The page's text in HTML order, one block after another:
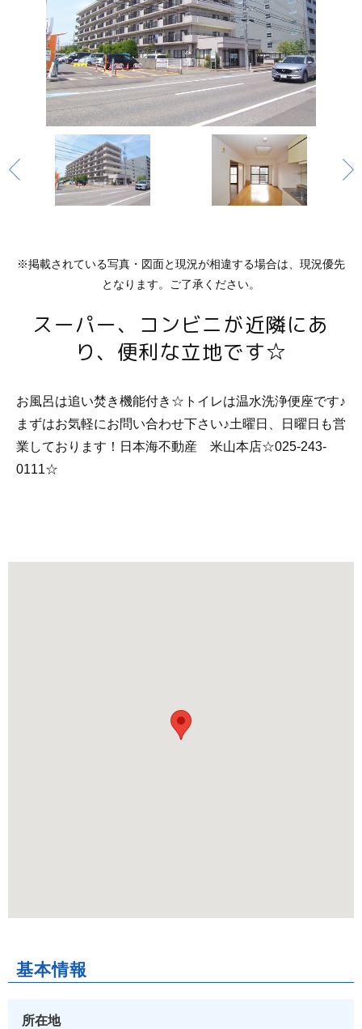
※掲載されている写真・図面と現況が相違する場合は、現況優先
となります。ご了承ください。
スーパー、コンビニが近隣にあ
り、便利な立地です☆
お風呂は追い焚き機能付き☆トイレは温水洗浄便座です♪
まずはお気軽にお問い合わせ下さい♪土曜日、日曜日も営
業しております！日本海不動産 米山本店☆025-243-
0111☆
基本情報
所在地